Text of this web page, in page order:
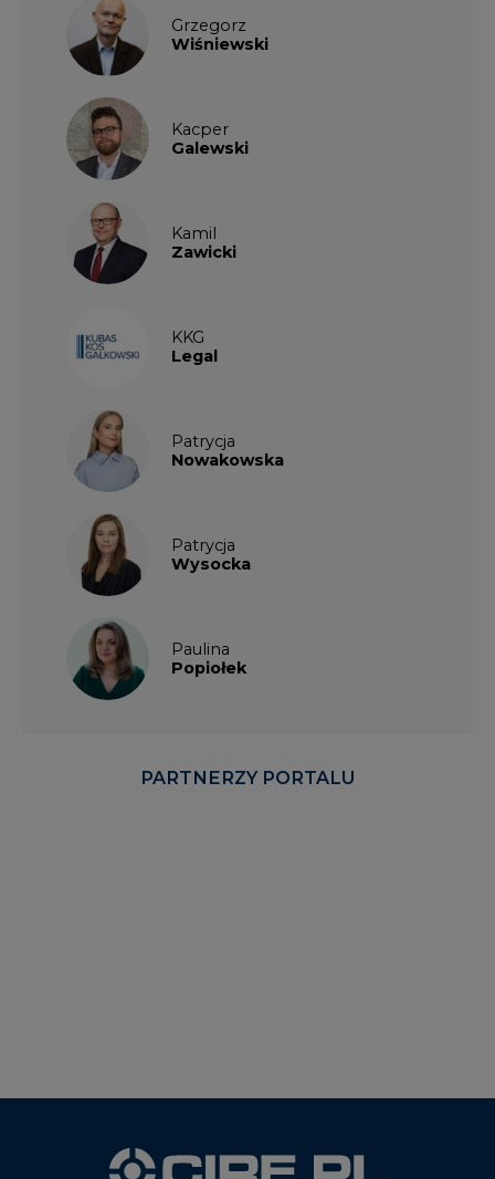
Kacper
Kamil
KKG
Patrycja
Nowakowska
Patrycja
Paulina
Popiołek
PARTNERZY PORTALU
WYDAWCA PORTALU